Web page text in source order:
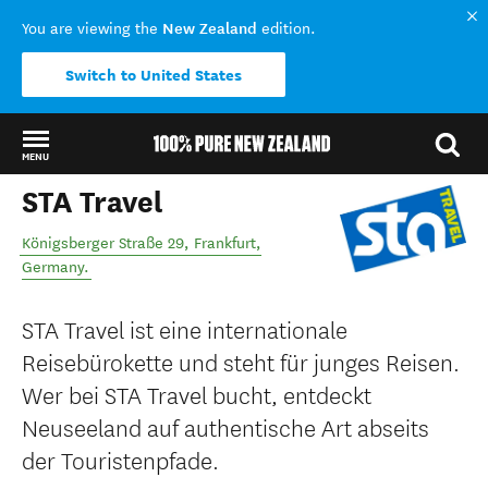
You are viewing the New Zealand edition.
Switch to United States
MENU
Back to my results
STA Travel
Königsberger Straße 29, Frankfurt,
Germany.
STA Travel ist eine internationale
Reisebürokette und steht für junges Reisen.
Wer bei STA Travel bucht, entdeckt
Neuseeland auf authentische Art abseits
der Touristenpfade.